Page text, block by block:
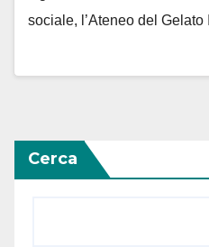
sociale, l’Ateneo del
Cerca